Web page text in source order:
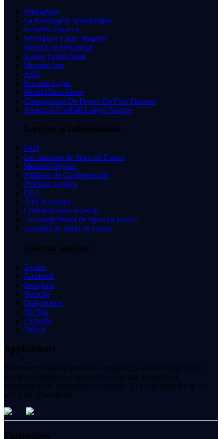
BikingMan
La Boulangère Wonderligue
Saforelle Power 6
Synerglace Ligue Magnus
World Cup Pentathlon
Sailing Grand Slam
Monster Jam
ASO
Seconde Ligue
World Chess Show
Championnat De France De Foot Fauteuil
American Football League Europe
Services et Informations
FAQ
Les missions de Sport en France
Mentions légales
Politique de Confidentialité
Politique cookies
CGU
Aide et contact
Comment nous recevoir
Les compétitions de Sport en France
Actualité de Sport en France
Réseaux sociaux
Twitter
Facebook
Instagram
Youtube
Dailymotion
Tik Tok
Linkedin
Twitch
Applications
Retrouvez le basket, le hockey sur glace, le volley et plus de 70
sports et compétitions en directs et tous nos programmes
gratuitement sur smartphone ou tablette. Le programme Tv de ce
soir et de ce weekend.
Partenaires